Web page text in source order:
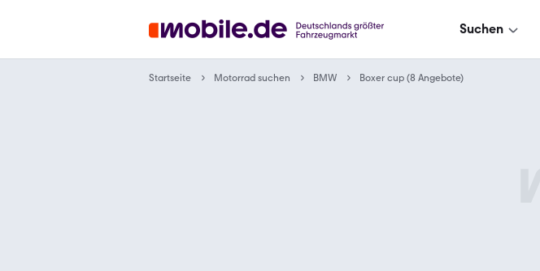
Suchen
Startseite Motorrad suchen BMW Boxer cup (8 Angebote)